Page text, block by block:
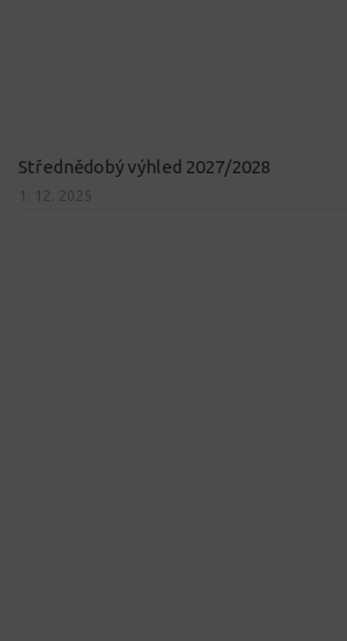
Střednědobý výhled 2027/2028
1. 12. 2025